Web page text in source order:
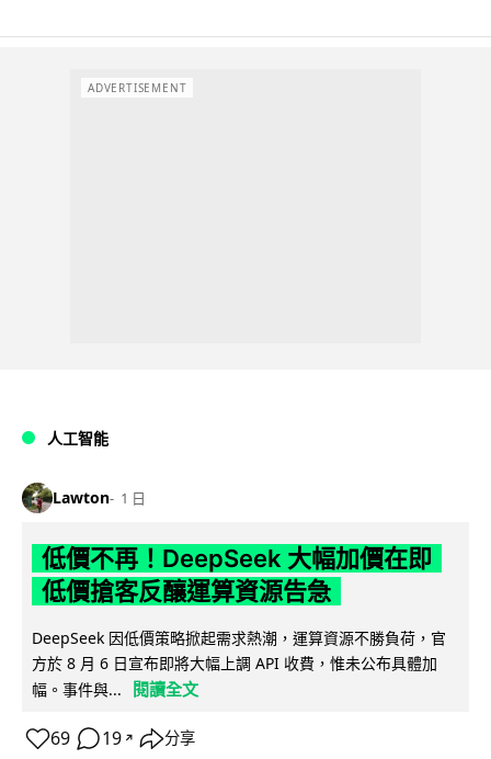
ADVERTISEMENT
人工智能
Lawton 1 日
低價不再！DeepSeek 大幅加價在即
低價搶客反釀運算資源告急
DeepSeek 因低價策略掀起需求熱潮，運算資源不勝負荷，官
方於 8 月 6 日宣布即將大幅上調 API 收費，惟未公布具體加
幅。事件與...
閱讀全文
69 19 ↗ 分享